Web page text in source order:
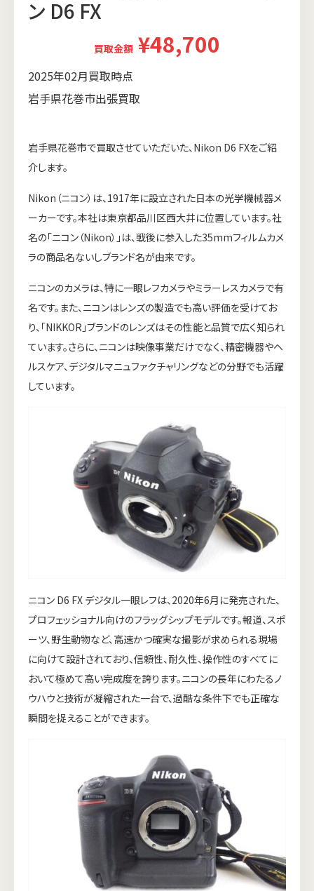
ン D6 FX
買取金額 ¥48,700
2025年02月買取時点
岩手県花巻市出張買取
岩手県花巻市で買取させていただいた、Nikon D6 FXをご紹
介します。
Nikon（ニコン）は、1917年に設立された日本の光学機械器メ
ーカーです。本社は東京都品川区西大井に位置しています。社
名の「ニコン（Nikon）」は、戦後に参入した35mmフィルムカメ
ラの商品名ないしブランド名が由来です。
ニコンのカメラは、特に一眼レフカメラやミラーレスカメラで有
名です。また、ニコンはレンズの製造でも高い評価を受けてお
り、「NIKKOR」ブランドのレンズはその性能と品質で広く知られ
ています。さらに、ニコンは映像事業だけでなく、精密機器やヘ
ルスケア、デジタルマニュファクチャリングなどの分野でも活躍
しています。
ニコン D6 FX デジタル一眼レフは、2020年6月に発売された、
プロフェッショナル向けのフラッグシップモデルです。報道、スポ
ーツ、野生動物など、高速かつ確実な撮影が求められる現場
に向けて設計されており、信頼性、耐久性、操作性のすべてに
おいて極めて高い完成度を誇ります。ニコンの長年にわたるノ
ウハウと技術が凝縮された一台で、過酷な条件下でも正確な
瞬間を捉えることができます。